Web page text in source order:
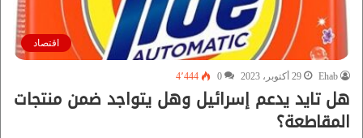
اقتصاد
Ehab 29 أكتوبر، 2023 0 4٬444
هل تايد يدعم إسرائيل وهل يتواجد ضمن منتجات
المقاطعة؟